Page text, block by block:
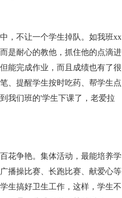
，不让一个学生掉队。如我班xx
是耐心的教他，抓住他的点滴进
能完成作业，而且成绩也有了很
、提醒学生按时吃药、帮学生点
我们班的'学生下课了，老爱拉
争艳。集体活动，最能培养学
播操比赛、长跑比赛、献爱心等
生搞好卫生工作，这样，学生不